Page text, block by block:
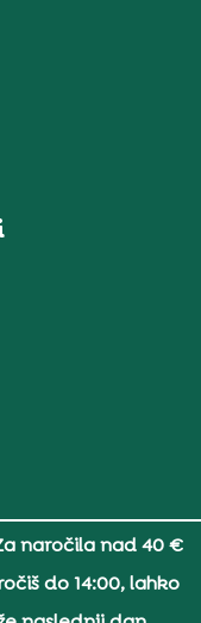
naročila nad 40 €
do 14:00, lahko